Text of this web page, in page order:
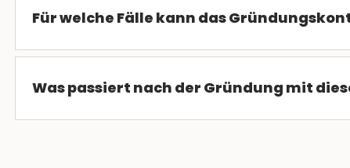
Für welche Fälle kann das
Was passiert nach der Gründung mit